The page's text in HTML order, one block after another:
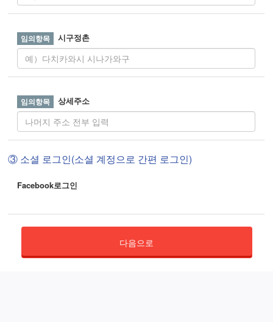
시구정촌
상세주소
③ 소셜 로그인(소셜 계정으로 간편 로그인)
Facebook로그인